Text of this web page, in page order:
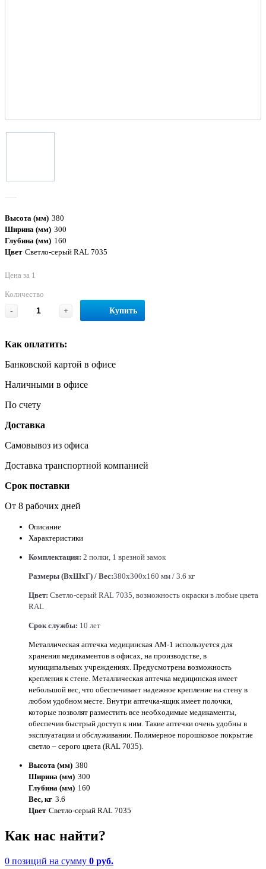
Высота (мм) 380
Ширина (мм) 300
Глубина (мм) 160
Цвет Светло-серый RAL 7035
Цена за 1
Количество
-
+ Купить
Как оплатить:
Банковской картой в офисе
Наличными в офисе
По счету
Доставка
Самовывоз из офиса
Доставка транспортной компанией
Срок поставки
От 8 рабочих дней
Описание
Характеристики
Комплектация: 2 полки, 1 врезной замок
Размеры (ВхШхГ) / Вес:380x300x160 мм / 3.6 кг
Цвет: Светло-серый RAL 7035, возможность окраски в любые цвета
RAL
Cрок службы: 10 лет
Металлическая аптечка медицинская АМ-1 используется для
хранения медикаментов в офисах, на производстве, в
муниципальных учреждениях. Предусмотрена возможность
крепления к стене. Металлическая аптечка медицинская имеет
небольшой вес, что обеспечивает надежное крепление на стену в
любом удобном месте. Внутри аптечка-ящик имеет полочки,
которые позволят разместить все необходимые медикаменты,
обеспечив быстрый доступ к ним. Такие аптечки очень удобны в
эксплуатации и обслуживании. Полимерное порошковое покрытие
светло – серого цвета (RAL 7035).
Высота (мм) 380
Ширина (мм) 300
Глубина (мм) 160
Вес, кг 3.6
Цвет Светло-серый RAL 7035
Как нас найти?
0 позиций на сумму 0 руб.